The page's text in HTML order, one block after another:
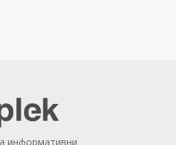
информативни